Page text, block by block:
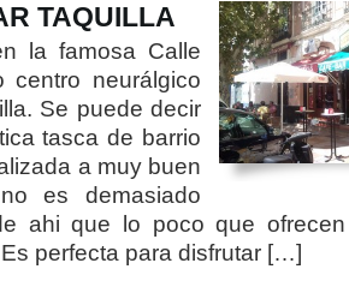
TAQUILLA
la famosa Calle
centro neurálgico
Se puede decir
tasca de barrio
a muy buen
es demasiado
ahi que lo poco que
perfecta para disfrutar […]